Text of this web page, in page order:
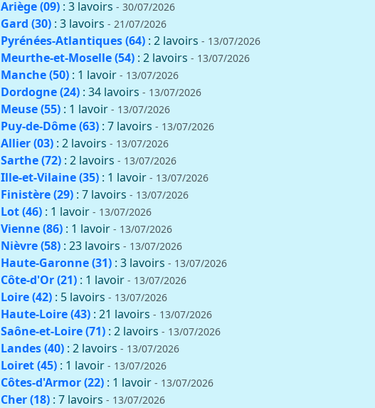
Ariège (09) : 3 lavoirs - 30/07/2026
Gard (30) : 3 lavoirs - 21/07/2026
Pyrénées-Atlantiques (64) : 2 lavoirs - 13/07/2026
Meurthe-et-Moselle (54) : 2 lavoirs - 13/07/2026
Manche (50) : 1 lavoir - 13/07/2026
Dordogne (24) : 34 lavoirs - 13/07/2026
Meuse (55) : 1 lavoir - 13/07/2026
Puy-de-Dôme (63) : 7 lavoirs - 13/07/2026
Allier (03) : 2 lavoirs - 13/07/2026
Sarthe (72) : 2 lavoirs - 13/07/2026
Ille-et-Vilaine (35) : 1 lavoir - 13/07/2026
Finistère (29) : 7 lavoirs - 13/07/2026
Lot (46) : 1 lavoir - 13/07/2026
Vienne (86) : 1 lavoir - 13/07/2026
Nièvre (58) : 23 lavoirs - 13/07/2026
Haute-Garonne (31) : 3 lavoirs - 13/07/2026
Côte-d'Or (21) : 1 lavoir - 13/07/2026
Loire (42) : 5 lavoirs - 13/07/2026
Haute-Loire (43) : 21 lavoirs - 13/07/2026
Saône-et-Loire (71) : 2 lavoirs - 13/07/2026
Landes (40) : 2 lavoirs - 13/07/2026
Loiret (45) : 1 lavoir - 13/07/2026
Côtes-d'Armor (22) : 1 lavoir - 13/07/2026
Cher (18) : 7 lavoirs - 13/07/2026